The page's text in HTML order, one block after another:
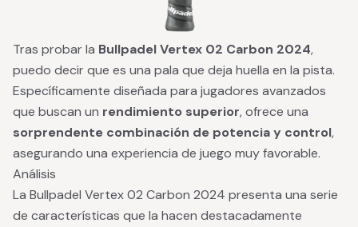
Tras probar la Bullpadel Vertex 02 Carbon 2024,
puedo decir que es una pala que deja huella en la pista.
Específicamente diseñada para jugadores avanzados
que buscan un rendimiento superior, ofrece una
sorprendente combinación de potencia y control,
asegurando una experiencia de juego muy favorable.
Análisis
La Bullpadel Vertex 02 Carbon 2024 presenta una serie
de características que la hacen destacadamente